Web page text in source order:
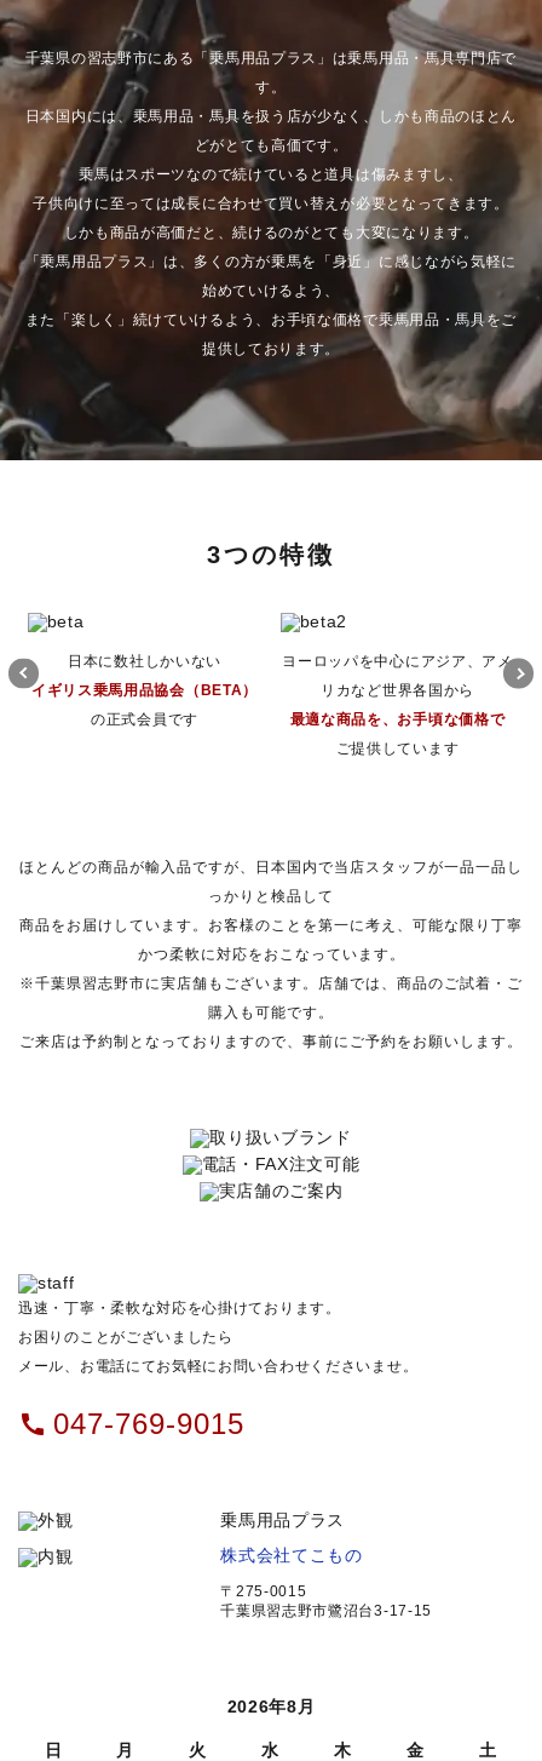
千葉県の習志野市にある「乗馬用品プラス」は乗馬用品・馬具専門店で
す。
日本国内には、乗馬用品・馬具を扱う店が少なく、しかも商品のほとん
どがとても高価です。
乗馬はスポーツなので続けていると道具は傷みますし、
子供向けに至っては成長に合わせて買い替えが必要となってきます。
しかも商品が高価だと、続けるのがとても大変になります。
「乗馬用品プラス」は、多くの方が乗馬を「身近」に感じながら気軽に
始めていけるよう、
また「楽しく」続けていけるよう、お手頃な価格で乗馬用品・馬具をご
提供しております。
3つの特徴
日本に数社しかいない
イギリス乗馬用品協会（BETA）
の正式会員です
ヨーロッパを中心にアジア、アメ
リカなど世界各国から
最適な商品を、お手頃な価格で
ご提供しています
ほとんどの商品が輸入品ですが、日本国内で当店スタッフが一品一品し
っかりと検品して
商品をお届けしています。お客様のことを第一に考え、可能な限り丁寧
かつ柔軟に対応をおこなっています。
※千葉県習志野市に実店舗もございます。店舗では、商品のご試着・ご
購入も可能です。
ご来店は予約制となっておりますので、事前にご予約をお願いします。
迅速・丁寧・柔軟な対応を心掛けております。
お困りのことがございましたら
メール、お電話にてお気軽にお問い合わせくださいませ。
call 047-769-9015
乗馬用品プラス
株式会社てこもの
〒275-0015
千葉県習志野市鷺沼台3-17-15
2026年8月
日 月 火 水 木 金
土